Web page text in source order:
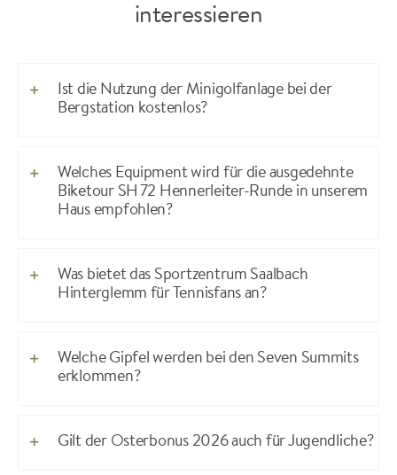
interessieren
Ist die Nutzung der Minigolfanlage bei der
Bergstation kostenlos?
Welches Equipment wird für die ausgedehnte
Biketour SH 72 Hennerleiter-Runde in unserem
Haus empfohlen?
Was bietet das Sportzentrum Saalbach
Hinterglemm für Tennisfans an?
Welche Gipfel werden bei den Seven Summits
erklommen?
Gilt der Osterbonus 2026 auch für Jugendliche?